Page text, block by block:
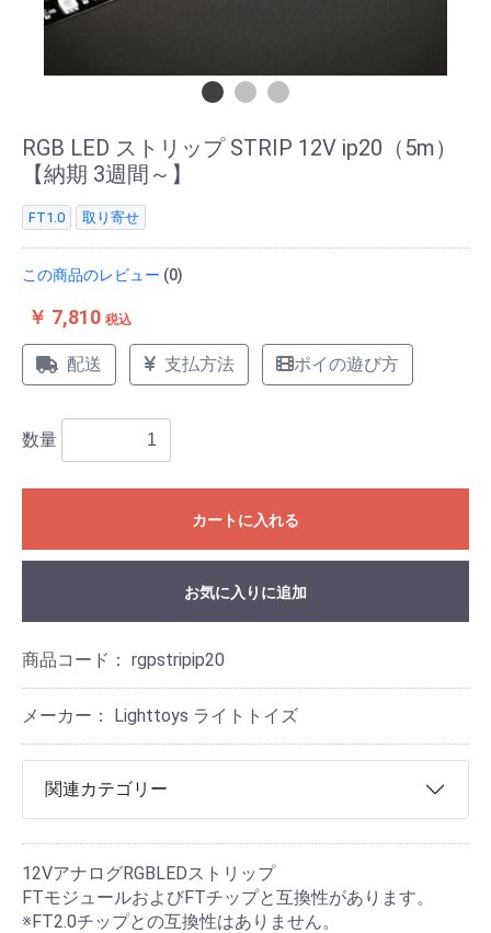
RGB LED ストリップ STRIP 12V ip20（5m）
【納期 3週間～】
FT1.0 取り寄せ
この商品のレビュー (0)
￥ 7,810税込
配送 支払方法 ポイの遊び方
数量
カートに入れる
お気に入りに追加
商品コード： rgpstripip20
メーカー： Lighttoys ライトトイズ
関連カテゴリー
12VアナログRGBLEDストリップ
FTモジュールおよびFTチップと互換性があります。
※FT2.0チップとの互換性はありません。